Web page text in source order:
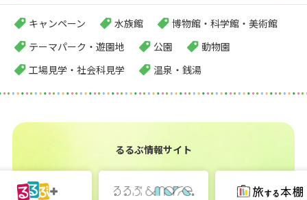
キャンペーン 水族館
博物館・科学館・美術館
テーマパーク・遊園地
公園
動物園
工場見学・社会科見学
温泉・銭湯
るるぶ情報サイト